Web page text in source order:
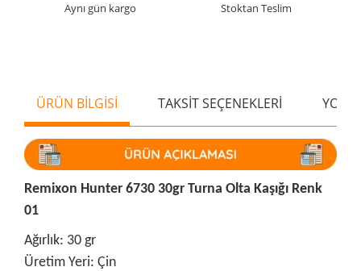
Aynı gün kargo Stoktan Teslim
ÜRÜN BİLGİSİ TAKSİT SEÇENEKLERİ
Remixon Hunter 6730 30gr Turna Olta Kaşığı Renk
01
Ağırlık: 30 gr
Üretim Yeri: Çin